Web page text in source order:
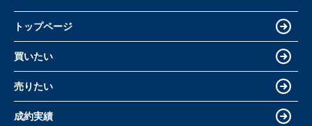
トップページ
買いたい
売りたい
成約実績